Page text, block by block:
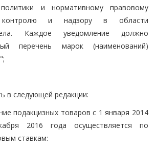
политики и нормативному правовому
контролю и надзору в области
Каждое уведомление должно
перечень марок (наименований)
в следующей редакции:
подакцизных товаров с 1 января 2014
2016 года осуществляется по
ставкам: